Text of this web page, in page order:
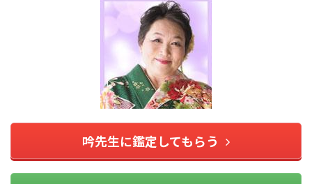
吟先生に鑑定してもらう